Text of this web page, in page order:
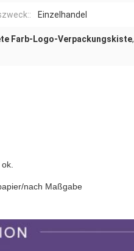
Einzelhandel
Farb-Logo-Verpackungskiste,
nach Maßgabe